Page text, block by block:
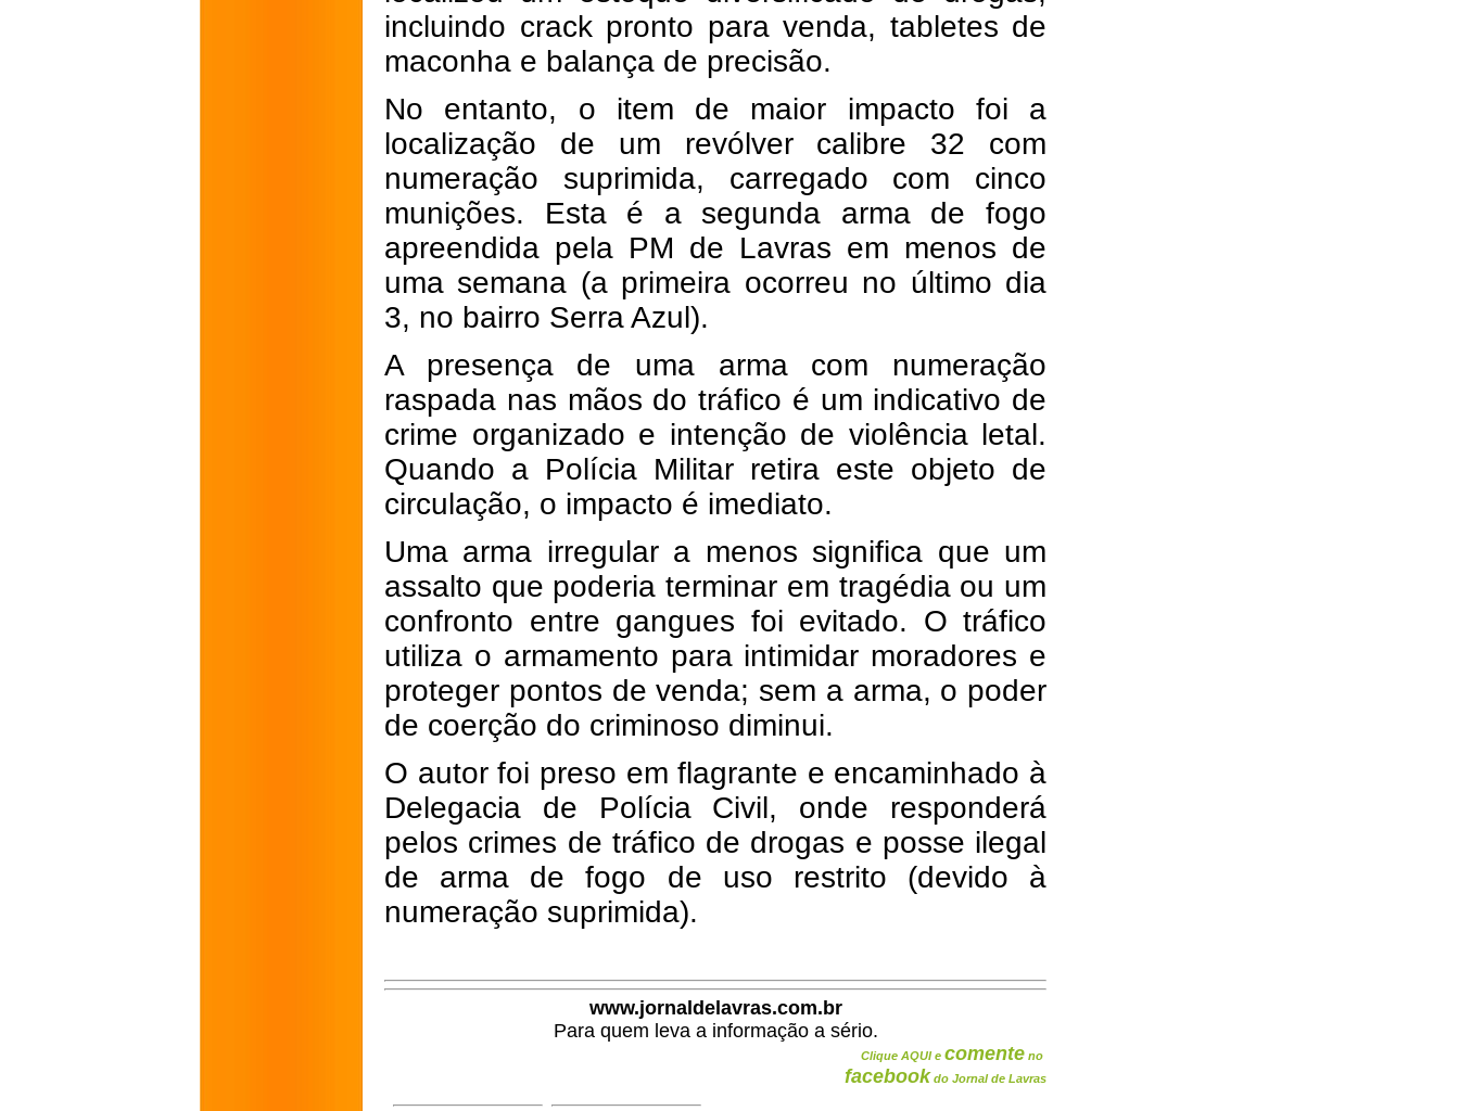
incluindo crack pronto para venda, tabletes de
maconha e balança de precisão.
No entanto, o item de maior impacto foi a
localização de um revólver calibre 32 com
numeração suprimida, carregado com cinco
munições. Esta é a segunda arma de fogo
apreendida pela PM de Lavras em menos de
uma semana (a primeira ocorreu no último dia
3, no bairro Serra Azul).
A presença de uma arma com numeração
raspada nas mãos do tráfico é um indicativo de
crime organizado e intenção de violência letal.
Quando a Polícia Militar retira este objeto de
circulação, o impacto é imediato.
Uma arma irregular a menos significa que um
assalto que poderia terminar em tragédia ou um
confronto entre gangues foi evitado. O tráfico
utiliza o armamento para intimidar moradores e
proteger pontos de venda; sem a arma, o poder
de coerção do criminoso diminui.
O autor foi preso em flagrante e encaminhado à
Delegacia de Polícia Civil, onde responderá
pelos crimes de tráfico de drogas e posse ilegal
de arma de fogo de uso restrito (devido à
numeração suprimida).
www.jornaldelavras.com.br
Para quem leva a informação a sério.
Clique AQUI e comente no
facebook do Jornal de Lavras